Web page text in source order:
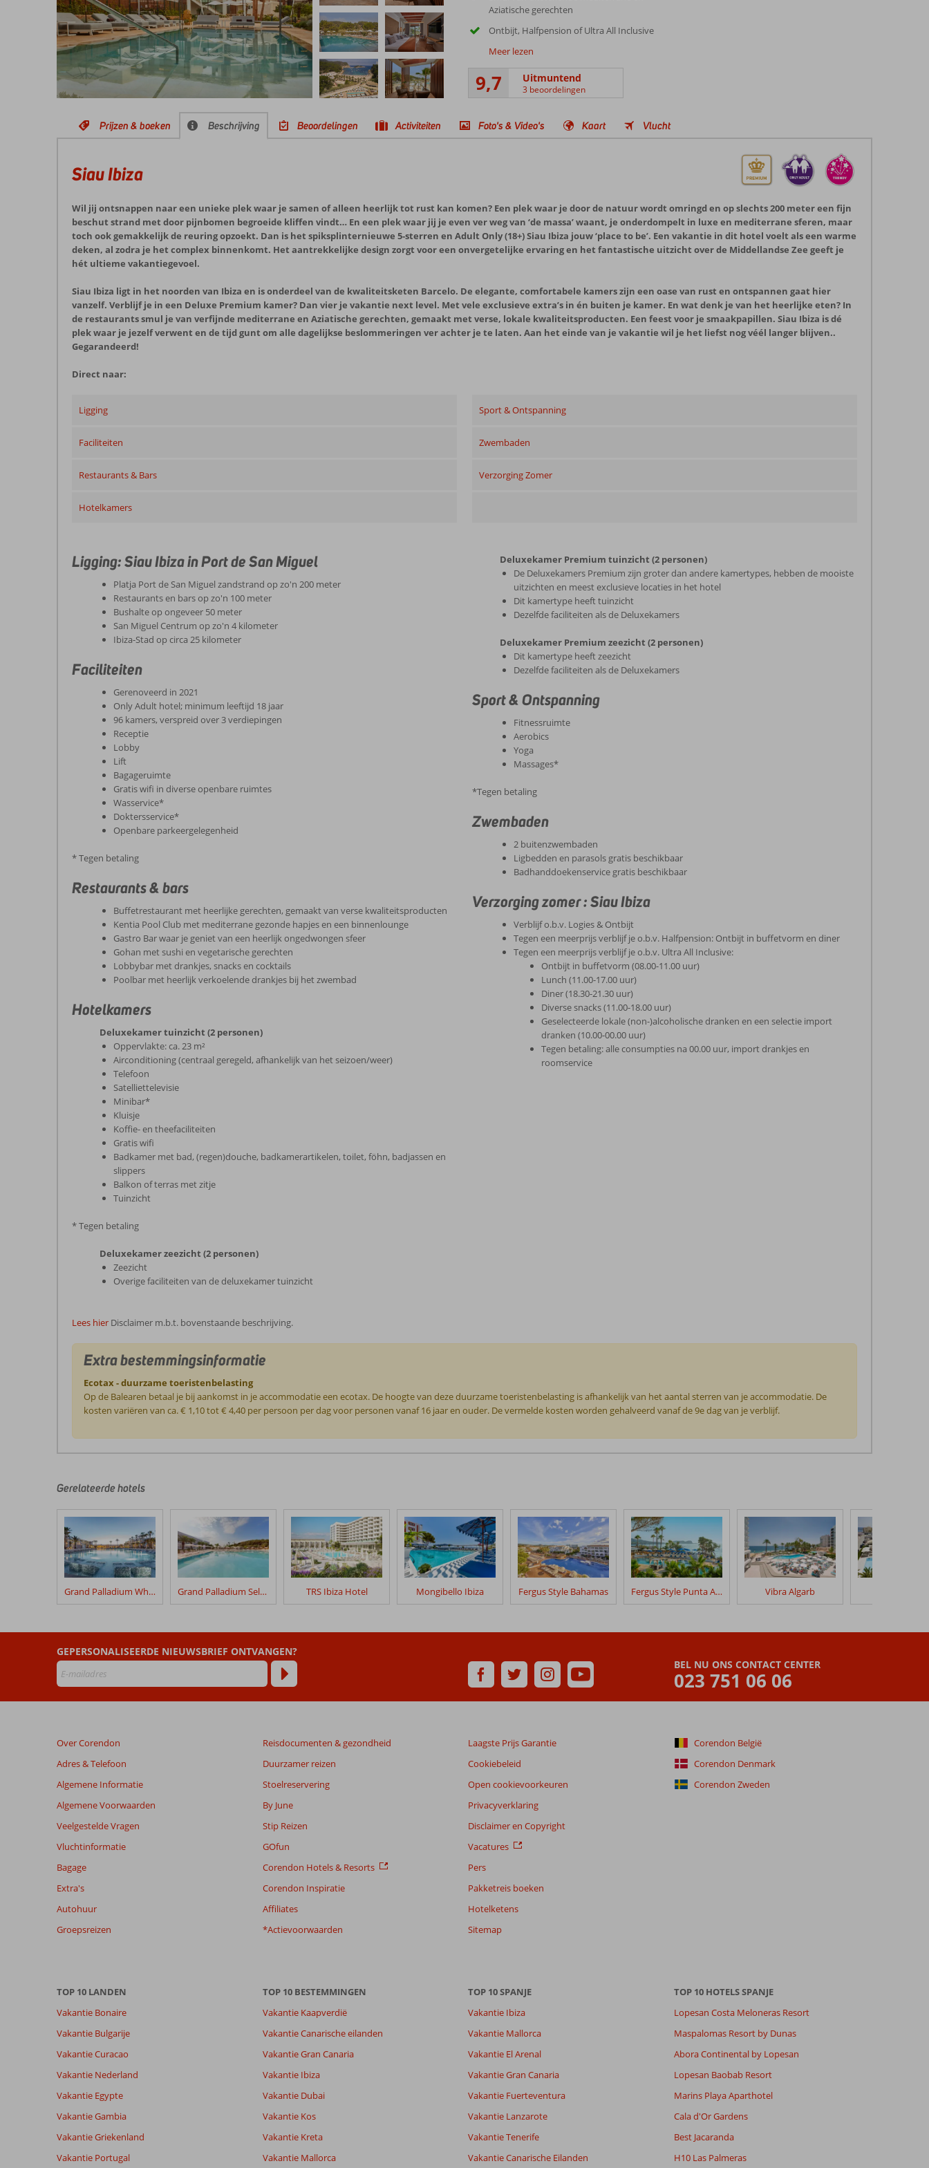
Aziatische gerechten
Ontbijt, Halfpension of Ultra All Inclusive
Meer lezen
9,7 Uitmuntend
3 beoordelingen
Prijzen & boeken Beschrijving Beoordelingen Activiteiten Foto's & Video's Kaart Vlucht
Siau Ibiza
Wil jij ontsnappen naar een unieke plek waar je samen of alleen heerlijk tot rust kan komen? Een plek waar je door de natuur wordt omringd en op slechts 200 meter een fijn
beschut strand met door pijnbomen begroeide kliffen vindt… En een plek waar jij je even ver weg van ‘de massa’ waant, je onderdompelt in luxe en mediterrane sferen, maar
toch ook gemakkelijk de reuring opzoekt. Dan is het spiksplinternieuwe 5-sterren en Adult Only (18+) Siau Ibiza jouw ‘place to be’. Een vakantie in dit hotel voelt als een warme
deken, al zodra je het complex binnenkomt. Het aantrekkelijke design zorgt voor een onvergetelijke ervaring en het fantastische uitzicht over de Middellandse Zee geeft je
hét ultieme vakantiegevoel.
Siau Ibiza ligt in het noorden van Ibiza en is onderdeel van de kwaliteitsketen Barcelo. De elegante, comfortabele kamers zijn een oase van rust en ontspannen gaat hier
vanzelf. Verblijf je in een Deluxe Premium kamer? Dan vier je vakantie next level. Met vele exclusieve extra’s in én buiten je kamer. En wat denk je van het heerlijke eten? In
de restaurants smul je van verfijnde mediterrane en Aziatische gerechten, gemaakt met verse, lokale kwaliteitsproducten. Een feest voor je smaakpapillen. Siau Ibiza is dé
plek waar je jezelf verwent en de tijd gunt om alle dagelijkse beslommeringen ver achter je te laten. Aan het einde van je vakantie wil je het liefst nog véél langer blijven..
Gegarandeerd!
Direct naar:
Ligging
Faciliteiten
Restaurants & Bars
Hotelkamers
Sport & Ontspanning
Zwembaden
Verzorging Zomer
Ligging: Siau Ibiza in Port de San Miguel
Platja Port de San Miguel zandstrand op zo'n 200 meter
Restaurants en bars op zo'n 100 meter
Bushalte op ongeveer 50 meter
San Miguel Centrum op zo'n 4 kilometer
Ibiza-Stad op circa 25 kilometer
Faciliteiten
Gerenoveerd in 2021
Only Adult hotel; minimum leeftijd 18 jaar
96 kamers, verspreid over 3 verdiepingen
Receptie
Lobby
Lift
Bagageruimte
Gratis wifi in diverse openbare ruimtes
Wasservice*
Doktersservice*
Openbare parkeergelegenheid
* Tegen betaling
Restaurants & bars
Buffetrestaurant met heerlijke gerechten, gemaakt van verse kwaliteitsproducten
Kentia Pool Club met mediterrane gezonde hapjes en een binnenlounge
Gastro Bar waar je geniet van een heerlijk ongedwongen sfeer
Gohan met sushi en vegetarische gerechten
Lobbybar met drankjes, snacks en cocktails
Poolbar met heerlijk verkoelende drankjes bij het zwembad
Hotelkamers
Deluxekamer tuinzicht (2 personen)
Oppervlakte: ca. 23 m²
Airconditioning (centraal geregeld, afhankelijk van het seizoen/weer)
Telefoon
Satelliettelevisie
Minibar*
Kluisje
Koffie- en theefaciliteiten
Gratis wifi
Badkamer met bad, (regen)douche, badkamerartikelen, toilet, föhn, badjassen en
slippers
Balkon of terras met zitje
Tuinzicht
* Tegen betaling
Deluxekamer zeezicht (2 personen)
Zeezicht
Overige faciliteiten van de deluxekamer tuinzicht
Deluxekamer Premium tuinzicht (2 personen)
De Deluxekamers Premium zijn groter dan andere kamertypes, hebben de mooiste
uitzichten en meest exclusieve locaties in het hotel
Dit kamertype heeft tuinzicht
Dezelfde faciliteiten als de Deluxekamers
Deluxekamer Premium zeezicht (2 personen)
Dit kamertype heeft zeezicht
Dezelfde faciliteiten als de Deluxekamers
Sport & Ontspanning
Fitnessruimte
Aerobics
Yoga
Massages*
*Tegen betaling
Zwembaden
2 buitenzwembaden
Ligbedden en parasols gratis beschikbaar
Badhanddoekenservice gratis beschikbaar
Verzorging zomer : Siau Ibiza
Verblijf o.b.v. Logies & Ontbijt
Tegen een meerprijs verblijf je o.b.v. Halfpension: Ontbijt in buffetvorm en diner
Tegen een meerprijs verblijf je o.b.v. Ultra All Inclusive:
Ontbijt in buffetvorm (08.00-11.00 uur)
Lunch (11.00-17.00 uur)
Diner (18.30-21.30 uur)
Diverse snacks (11.00-18.00 uur)
Geselecteerde lokale (non-)alcoholische dranken en een selectie import
dranken (10.00-00.00 uur)
Tegen betaling: alle consumpties na 00.00 uur, import drankjes en
roomservice
Lees hier Disclaimer m.b.t. bovenstaande beschrijving.
Extra bestemmingsinformatie
Ecotax - duurzame toeristenbelasting
Op de Balearen betaal je bij aankomst in je accommodatie een ecotax. De hoogte van deze duurzame toeristenbelasting is afhankelijk van het aantal sterren van je accommodatie. De
kosten variëren van ca. € 1,10 tot € 4,40 per persoon per dag voor personen vanaf 16 jaar en ouder. De vermelde kosten worden gehalveerd vanaf de 9e dag van je verblijf.
door
klanten
geschreven
na
hun
verblijf
Siau
Beoordelingen
die
ouder
zijn
dan
worden
meer
weergegeven
de
relevantie
de
info
Totale score
Gebaseerd op:
39,7
Uitmuntend
Eten
9,0
Kindvriendelijk
-
Wifi kwaliteit
Ervaringen
van onze
klanten
Filter reisgezelschap
Alle
Sorteren op
datum (nieuw > oud)
Gerelateerde hotels
Grand Palladium White Island Resort & Spa Grand Palladium Select Palace Ibiza TRS Ibiza Hotel Mongibello Ibiza Fergus Style Bahamas Fergus Style Punta Arabi Vibra Algarb
BEL NU ONS CONTACT CENTER
023 751 06 06
GEPERSONALISEERDE NIEUWSBRIEF ONTVANGEN?
Over Corendon
Adres & Telefoon
Algemene Informatie
Algemene Voorwaarden
Veelgestelde Vragen
Vluchtinformatie
Bagage
Extra's
Autohuur
Groepsreizen
Reisdocumenten & gezondheid
Duurzamer reizen
Stoelreservering
By June
Stip Reizen
GOfun
Corendon Hotels & Resorts
Corendon Inspiratie
Affiliates
*Actievoorwaarden
Laagste Prijs Garantie
Cookiebeleid
Open cookievoorkeuren
Privacyverklaring
Disclaimer en Copyright
Vacatures
Pers
Pakketreis boeken
Hotelketens
Sitemap
Corendon België
Corendon Denmark
Corendon Zweden
TOP 10 LANDEN
Vakantie Bonaire
Vakantie Bulgarije
Vakantie Curacao
Vakantie Nederland
Vakantie Egypte
Vakantie Gambia
Vakantie Griekenland
Vakantie Portugal
TOP 10 BESTEMMINGEN
Vakantie Kaapverdië
Vakantie Canarische eilanden
Vakantie Gran Canaria
Vakantie Ibiza
Vakantie Dubai
Vakantie Kos
Vakantie Kreta
Vakantie Mallorca
TOP 10 SPANJE
Vakantie Ibiza
Vakantie Mallorca
Vakantie El Arenal
Vakantie Gran Canaria
Vakantie Fuerteventura
Vakantie Lanzarote
Vakantie Tenerife
Vakantie Canarische Eilanden
TOP 10 HOTELS SPANJE
Lopesan Costa Meloneras Resort
Maspalomas Resort by Dunas
Abora Continental by Lopesan
Lopesan Baobab Resort
Marins Playa Aparthotel
Cala d'Or Gardens
Best Jacaranda
H10 Las Palmeras